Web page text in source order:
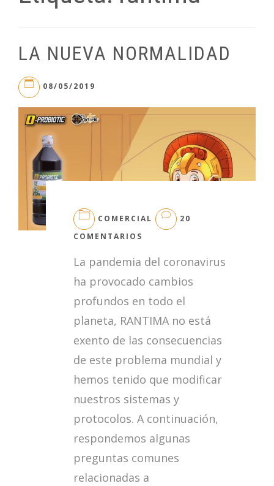
LA NUEVA NORMALIDAD
08/05/2019
COMERCIAL
20
COMENTARIOS
NUEVA
La pandemia del coronavirus
ha provocado cambios
profundos en todo el
planeta, RANTIMA no está
exento de las consecuencias
de este problema mundial y
hemos tenido que modificar
nuestros sistemas y
protocolos. A continuación,
respondemos algunas
preguntas comunes
relacionadas a